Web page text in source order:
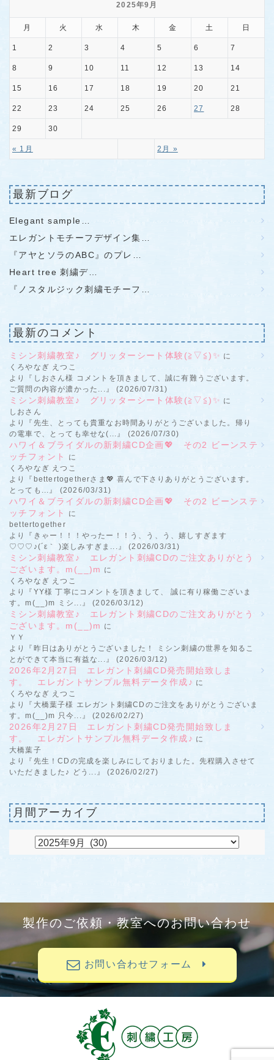
2025年9月
月 火 水 木 金 土 日
« 1月 2月 »
1 2 3 4 5 6 7
8 9 10 11 12 13 14
15 16 17 18 19 20 21
22 23 24 25 26 27 28
29 30
最新ブログ
Elegant sample…
エレガントモチーフデザイン集…
『アヤとソラのABC』のプレ…
Heart tree 刺繍デ…
『ノスタルジック刺繍モチーフ…
最新のコメント
ミシン刺繍教室♪ グリッターシート体験(≧▽≦)✨ に
くろやなぎ えつこ
より『しおさん様 コメントを頂きまして、誠に有難うございます。
ご質問の内容が濃かった...』 (2026/07/31)
ミシン刺繍教室♪ グリッターシート体験(≧▽≦)✨ に
しおさん
より『先生、とっても貴重なお時間ありがとうございました。帰り
の電車で、とっても幸せな(...』 (2026/07/30)
ハワイ＆ブライダルの新刺繍CD企画💖 その2 ビーンステ
ッチフォント
に
くろやなぎ えつこ
より『bettertogetherさま💖 喜んで下さりありがとうございます。
とっても...』 (2026/03/31)
ハワイ＆ブライダルの新刺繍CD企画💖 その2 ビーンステ
ッチフォント
に
bettertogether
より『きゃー！！！やったー！！う、う、う、嬉しすぎます
♡♡♡♪(´ε｀ )楽しみすぎま...』 (2026/03/31)
ミシン刺繍教室♪ エレガント刺繍CDのご注文ありがとう
ございます。m(__)m に
くろやなぎ えつこ
より『YY様 丁寧にコメントを頂きまして、 誠に有り稼働ございま
す。m(__)m ミシ...』 (2026/03/12)
ミシン刺繍教室♪ エレガント刺繍CDのご注文ありがとう
ございます。m(__)m に
ＹＹ
より『昨日はありがとうございました！ ミシン刺繍の世界を知るこ
とができて本当に有益な...』 (2026/03/12)
2026年2月27日 エレガント刺繍CD発売開始致しま
す。 エレガントサンプル無料データ作成♪ に
くろやなぎ えつこ
より『大橋葉子様 エレガント刺繍CDのご注文をありがとうございま
す。m(__)m 只今...』 (2026/02/27)
2026年2月27日 エレガント刺繍CD発売開始致しま
す。 エレガントサンプル無料データ作成♪ に
大橋葉子
より『先生！CDの完成を楽しみにしておりました。先程購入させて
いただきました♪ どう...』 (2026/02/27)
月間アーカイブ
製作のご依頼・教室へのお問い合わせ
お問い合わせフォーム